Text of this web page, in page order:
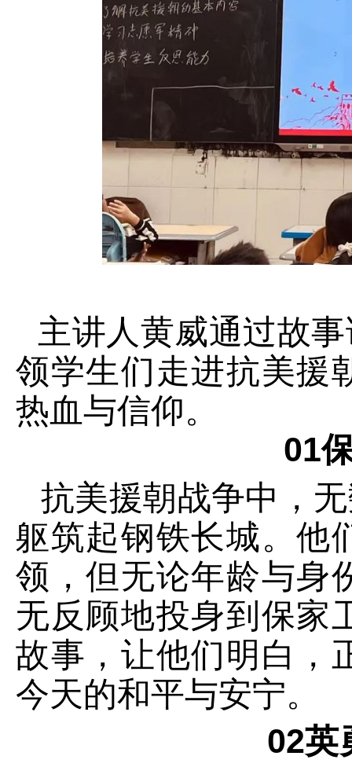
主讲人黄威通过故
领学生们走进抗美援
热血与信仰。
01
抗美援朝战争中，
躯筑起钢铁长城。他
领，但无论年龄与身
无反顾地投身到保家
故事，让他们明白，
今天的和平与安宁。
02英